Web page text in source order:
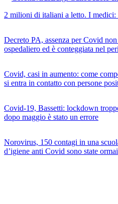
2 milioni di italiani a letto. I medici:
Decreto PA, assenza per Covid
ospedaliero ed è conteggiata nel
Covid, casi in aumento: come
si entra in contatto con persone
Covid-19, Bassetti: lockdown
dopo maggio è stato un errore
Norovirus, 150 contagi in una
d’igiene anti Covid sono state